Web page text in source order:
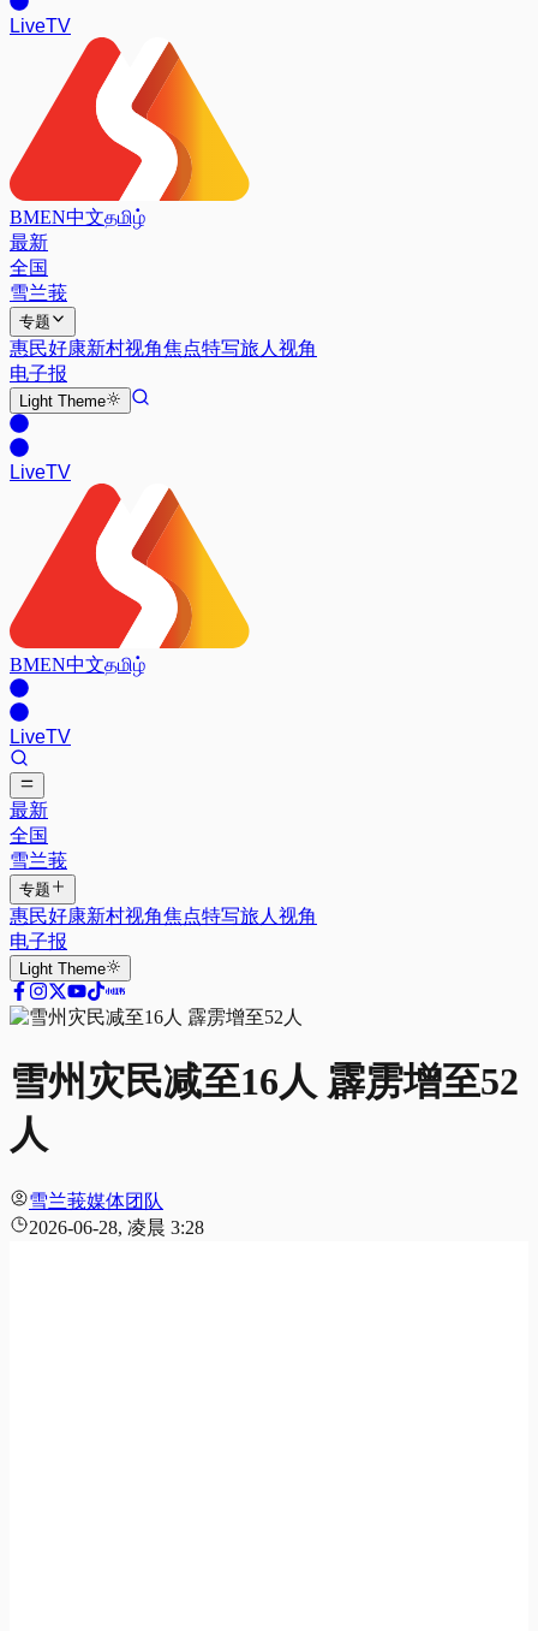
LiveTV
BMEN中文தமிழ்
最新
全国
雪兰莪
专题
惠民好康新村视角焦点特写旅人视角
电子报
Light Theme
LiveTV
BMEN中文தமிழ்
LiveTV
最新
全国
雪兰莪
专题
惠民好康新村视角焦点特写旅人视角
电子报
Light Theme
雪州灾民减至16人 霹雳增至52
人
雪兰莪媒体团队
2026-06-28, 凌晨 3:28